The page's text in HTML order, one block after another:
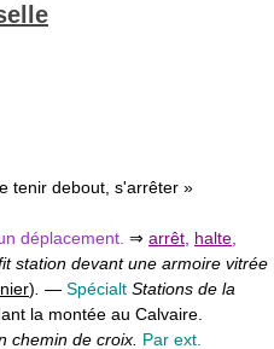
tenir debout, s'arrêter »
déplacement. ⇒ arrêt halte
station devant une armoire vitrée
) — Spécialt Stations de la
la montée au Calvaire.
chemin de croix. Par ext.